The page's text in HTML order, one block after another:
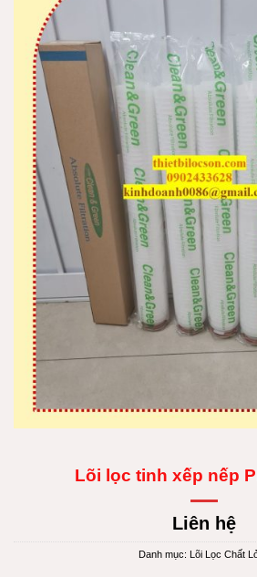
Lõi lọc tinh xếp nếp
Liên hệ
Danh mục: Lõi Lọc Chất